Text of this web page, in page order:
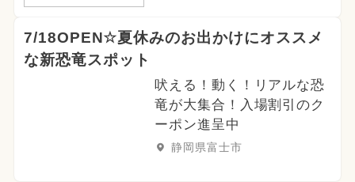
7/18OPEN☆夏休みのお出かけにオススメ
な新恐竜スポット
吠える！動く！リアルな恐
竜が大集合！入場割引のク
ーポン進呈中
静岡県富士市